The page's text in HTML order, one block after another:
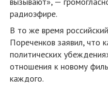
радиоэфире.
В то же время
Пореченков заявил, что
политических
отношения к новому
каждого.